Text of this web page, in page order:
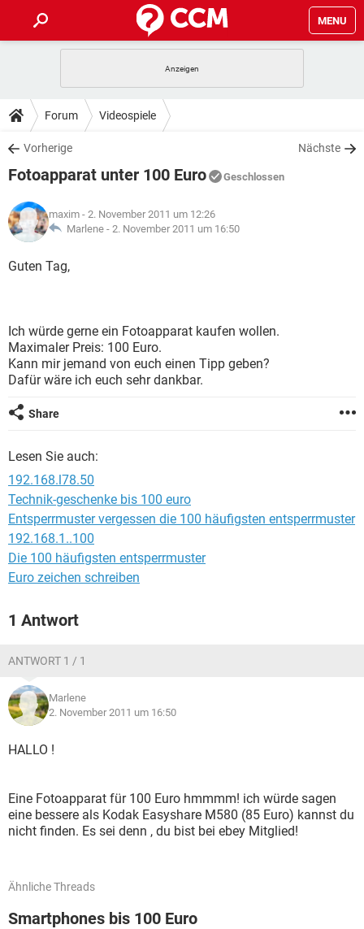
MENU
ANDROID
WINDOWS 10
WHATSAPP TIKTOK
FACEBOOK
TIPPS & TRICKS
SPIELE
WHATSAPP TIKTOK
FACEBOOK
DOWNLOADS
SPIELE STREAMING
ANDROID
WINDOWS 10 INSTAGRAM
WHATSAPP
SPIELE STREAMING
ANDROID
WINDOWS 10
FACEBOOK HARDWARE
LEXIKON
SPIELE
WHATSAPP
FACEBOOK HARDWARE
Forum Videospiele
Vorherige Nächste
Fotoapparat unter 100 Euro Geschlossen
maxim - 2. November 2011 um 12:26
Marlene - 2. November 2011 um 16:50
Guten Tag,
Ich würde gerne ein Fotoapparat kaufen wollen.
Maximaler Preis: 100 Euro.
Kann mir jemand von euch einen Tipp geben?
Dafür wäre ich euch sehr dankbar.
Share
Lesen Sie auch:
192.168.l78.50
Technik-geschenke bis 100 euro
Entsperrmuster vergessen die 100 häufigsten entsperrmuster
192.168.1..100
Die 100 häufigsten entsperrmuster
Euro zeichen schreiben
1 Antwort
ANTWORT 1 / 1
Marlene
2. November 2011 um 16:50
HALLO !
Eine Fotoapparat für 100 Euro hmmmm! ich würde sagen
eine bessere als Kodak Easyshare M580 (85 Euro) kannst du
nicht finden. Es sei denn , du bist bei ebey Mitglied!
Ähnliche Threads
Smartphones bis 100 Euro